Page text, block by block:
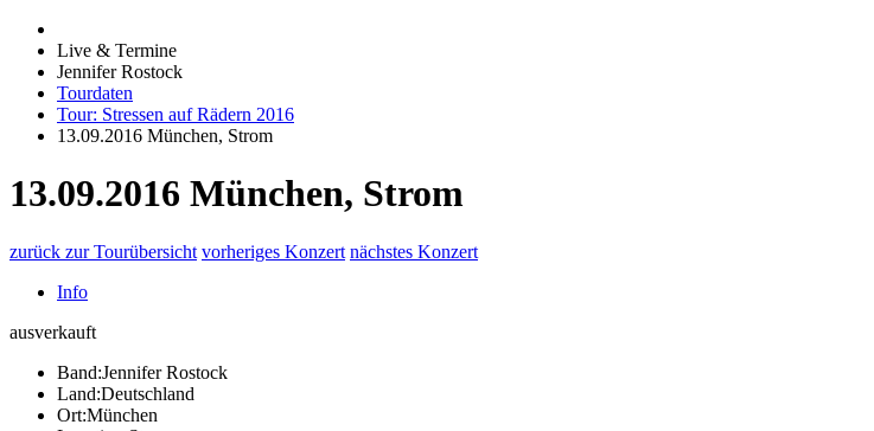
Live & Termine
Jennifer Rostock
Tourdaten
Tour: Stressen auf Rädern 2016
13.09.2016 München, Strom
13.09.2016 München, Strom
zurück zur Tourübersicht vorheriges Konzert nächstes Konzert
Info
ausverkauft
Band:Jennifer Rostock
Land:Deutschland
Ort:München